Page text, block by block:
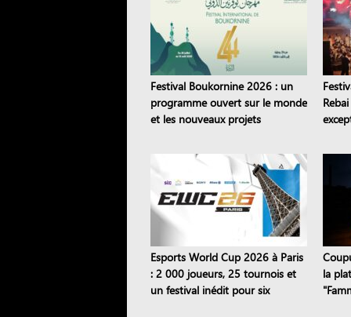
Festival Boukornine 2026 : un
programme ouvert sur le monde
et les nouveaux projets
Esports World Cup 2026 à Paris
: 2 000 joueurs, 25 tournois et
un festival inédit pour six
la